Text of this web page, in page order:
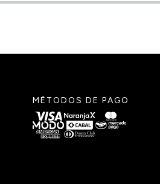
MÉTODOS DE PAGO